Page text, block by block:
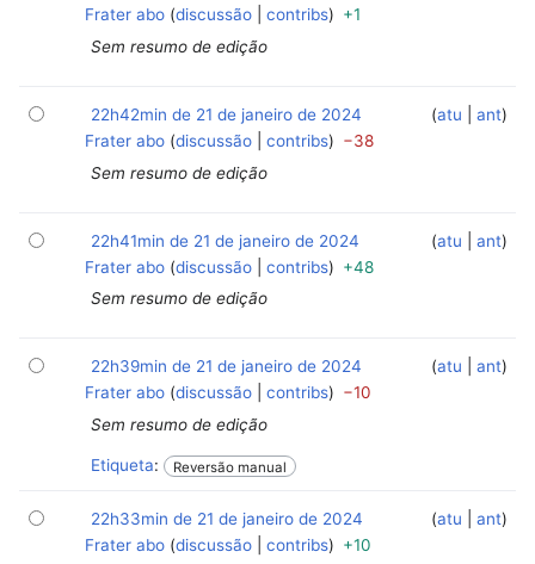
Frater abo discussão contribs
+1
Sem resumo de edição
atu ant
22h42min de 21 de janeiro de 2024
Frater abo discussão contribs
−38
Sem resumo de edição
atu ant
22h41min de 21 de janeiro de 2024
Frater abo discussão contribs
+48
Sem resumo de edição
atu ant
22h39min de 21 de janeiro de 2024
Frater abo discussão contribs
−10
Sem resumo de edição
Etiqueta: Reversão manual
atu ant
22h33min de 21 de janeiro de 2024
Frater abo discussão contribs
+10